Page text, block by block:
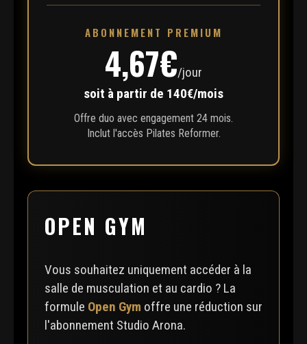
ABONNEMENT PREMIUM
4,67€/jour
soit à partir de 140€/mois
Offre duo avec engagement 24 mois.
Inclut l'accès Pilates Reformer.
OPEN GYM
Vous souhaitez uniquement accéder à la
salle de musculation et au cardio ? La
formule Open Gym offre une réduction sur
l'abonnement Studio Arona.